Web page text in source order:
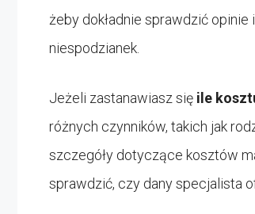
żeby dokładnie sprawdzić
niespodzianek.
Jeżeli zastanawiasz się ile
różnych czynników, takich jak
szczegóły dotyczące kosztów
sprawdzić, czy dany specjalista